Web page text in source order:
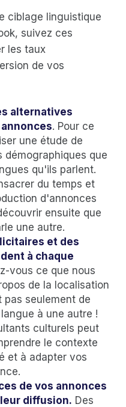
ciblage linguistique
suivez ces
les taux
de vos
alternatives
. Pour ce
une étude de
démographiques que
qu'ils parlent.
du temps et
d'annonces
ensuite que
une autre.
et des
à chaque
vous ce que nous
de la localisation
seulement de
à une autre !
culturels peut
le contexte
et à adapter vos
de vos annonces
diffusion. Des